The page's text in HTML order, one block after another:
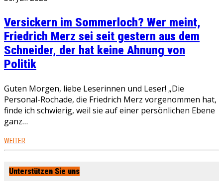
Versickern im Sommerloch? Wer meint,
Friedrich Merz sei seit gestern aus dem
Schneider, der hat keine Ahnung von
Politik
Guten Morgen, liebe Leserinnen und Leser! „Die
Personal-Rochade, die Friedrich Merz vorgenommen hat,
finde ich schwierig, weil sie auf einer persönlichen Ebene
ganz…
WEITER
Unterstützen Sie uns